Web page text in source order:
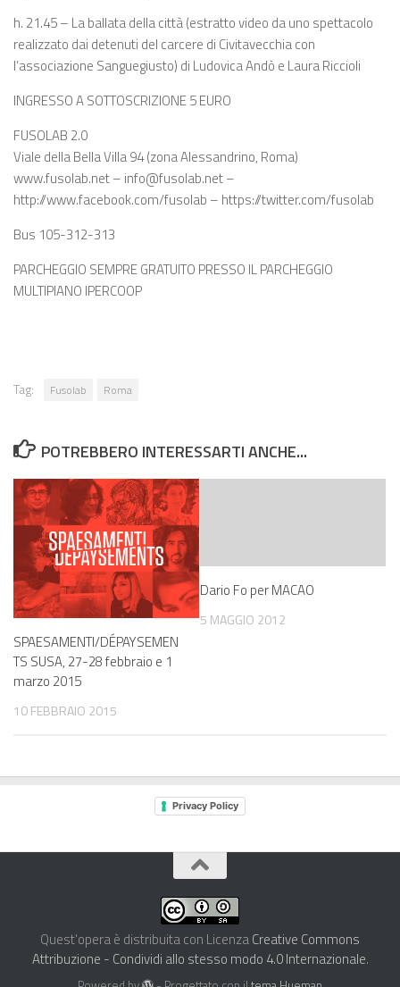
h. 21.45 – La ballata della città (estratto video da uno spettacolo
realizzato dai detenuti del carcere di Civitavecchia con
l’associazione Sanguegiusto) di Ludovica Andò e Laura Riccioli
INGRESSO A SOTTOSCRIZIONE 5 EURO
FUSOLAB 2.0
Viale della Bella Villa 94 (zona Alessandrino, Roma)
www.fusolab.net – info@fusolab.net –
http://www.facebook.com/fusolab – https://twitter.com/fusolab
Bus 105-312-313
PARCHEGGIO SEMPRE GRATUITO PRESSO IL PARCHEGGIO
MULTIPIANO IPERCOOP
Tag: Fusolab Roma
POTREBBERO INTERESSARTI ANCHE...
SPAESAMENTI/DÉPAYSEMEN
TS SUSA, 27-28 febbraio e 1
marzo 2015
10 FEBBRAIO 2015
Dario Fo per MACAO
5 MAGGIO 2012
Privacy Policy
Quest'opera è distribuita con LicenzaCreative Commons
Attribuzione - Condividi allo stesso modo 4.0 Internazionale.